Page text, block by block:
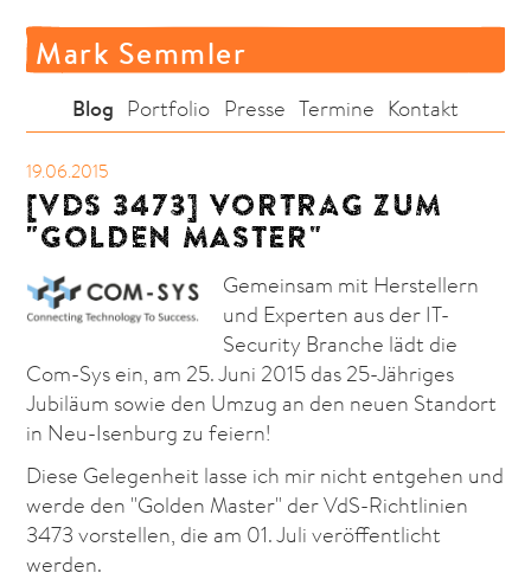
Mark Semmler
Blog Portfolio Presse Termine Kontakt
19.06.2015
[VDS 3473] VORTRAG ZUM
"GOLDEN MASTER"
Gemeinsam mit Herstellern
und Experten aus der IT-
Security Branche lädt die
Com-Sys ein, am 25. Juni 2015 das 25-Jähriges
Jubiläum sowie den Umzug an den neuen Standort
in Neu-Isenburg zu feiern!
Diese Gelegenheit lasse ich mir nicht entgehen und
werde den "Golden Master" der VdS-Richtlinien
3473 vorstellen, die am 01. Juli veröffentlicht
werden.